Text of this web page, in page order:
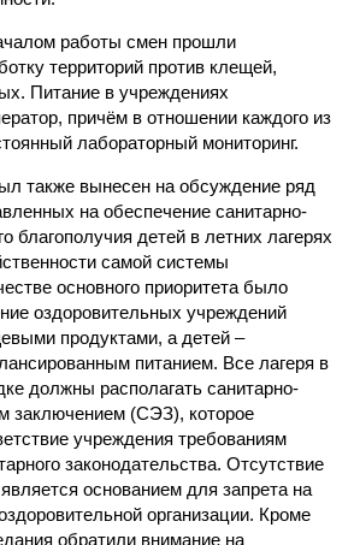
работы смен прошли
территорий против клещей,
Питание в учреждениях
причём в отношении каждого из
лабораторный мониторинг.
также вынесен на обсуждение ряд
на обеспечение санитарно-
благополучия детей в летних лагерях
самой системы
основного приоритета было
оздоровительных учреждений
продуктами, а детей –
питанием. Все лагеря в
должны располагать санитарно-
заключением (СЭЗ), которое
учреждения требованиям
законодательства. Отсутствие
основанием для запрета на
организации. Кроме
обратили внимание на